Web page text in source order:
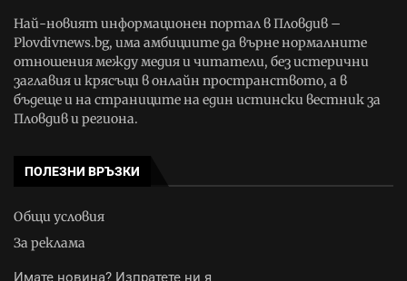
Най-новият информационен портал в Пловдив –
Plovdivnews.bg, има амбициите да върне нормалните
отношения между медия и читатели, без истерични
заглавия и крясъци в онлайн пространството, а в
бъдеще и на страниците на един истински вестник за
Пловдив и региона.
ПОЛЕЗНИ ВРЪЗКИ
Общи условия
За реклама
Имате новина? Изпратете ни я